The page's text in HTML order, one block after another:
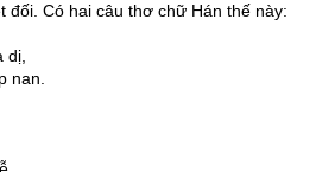
đối. Có hai câu thơ chữ Hán thế này:
dị,
nan.